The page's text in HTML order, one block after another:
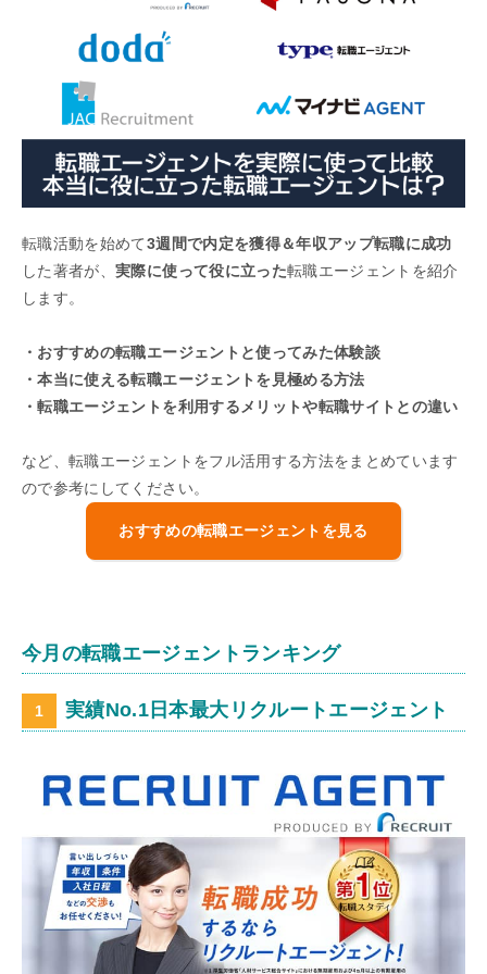
転職活動を始めて3週間で内定を獲得＆年収アップ転職に成功
した著者が、実際に使って役に立った転職エージェントを紹介
します。
・おすすめの転職エージェントと使ってみた体験談
・本当に使える転職エージェントを見極める方法
・転職エージェントを利用するメリットや転職サイトとの違い
など、転職エージェントをフル活用する方法をまとめています
ので参考にしてください。
おすすめの転職エージェントを見る
今月の転職エージェントランキング
実績No.1日本最大リクルートエージェント